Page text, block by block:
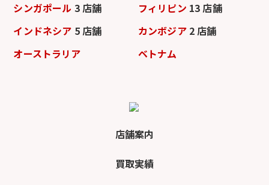
シンガポール 3 店舗 フィリピン 13 店舗
インドネシア 5 店舗 カンボジア 2 店舗
オーストラリア
ベトナム
店舗案内
買取実績